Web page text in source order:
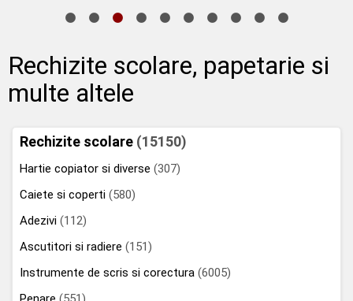
Rechizite scolare, papetarie si
multe altele
Rechizite scolare (15150)
Hartie copiator si diverse (307)
Caiete si coperti (580)
Adezivi (112)
Ascutitori si radiere (151)
Instrumente de scris si corectura (6005)